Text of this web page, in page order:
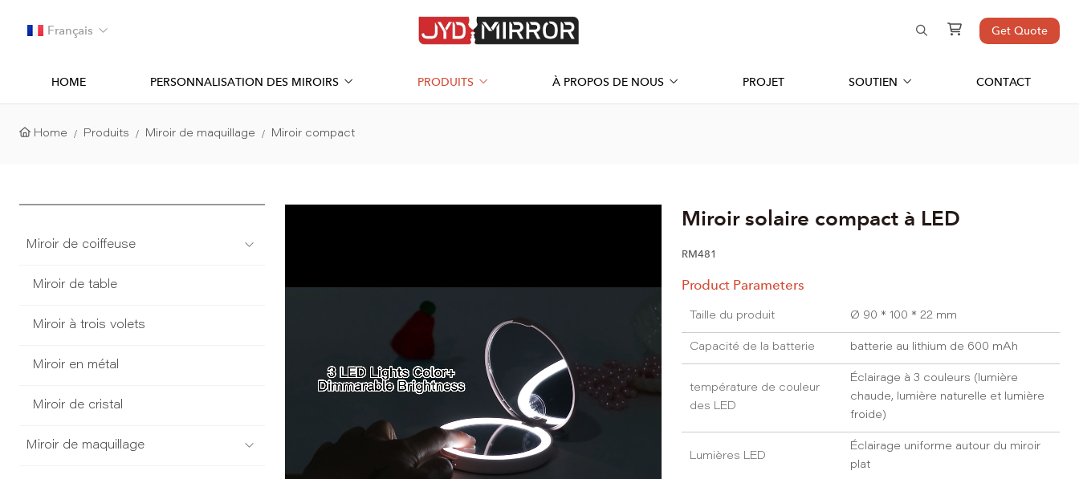
Français Get Quote
HOME PERSONNALISATION DES MIROIRS PRODUITS À PROPOS DE NOUS PROJET SOUTIEN CONTACT
Home Produits Miroir de maquillage Miroir compact
Miroir solaire compact à LED
RM481
Product Parameters
Taille du produit Ø 90 * 100 * 22 mm
Capacité de la batterie batterie au lithium de 600 mAh
température de couleur
des LED
Éclairage à 3 couleurs (lumière
chaude, lumière naturelle et lumière
froide)
Lumières LED
Éclairage uniforme autour du miroir
plat
Miroir de coiffeuse
Miroir de table
Miroir à trois volets
Miroir en métal
Miroir de cristal
Miroir de maquillage